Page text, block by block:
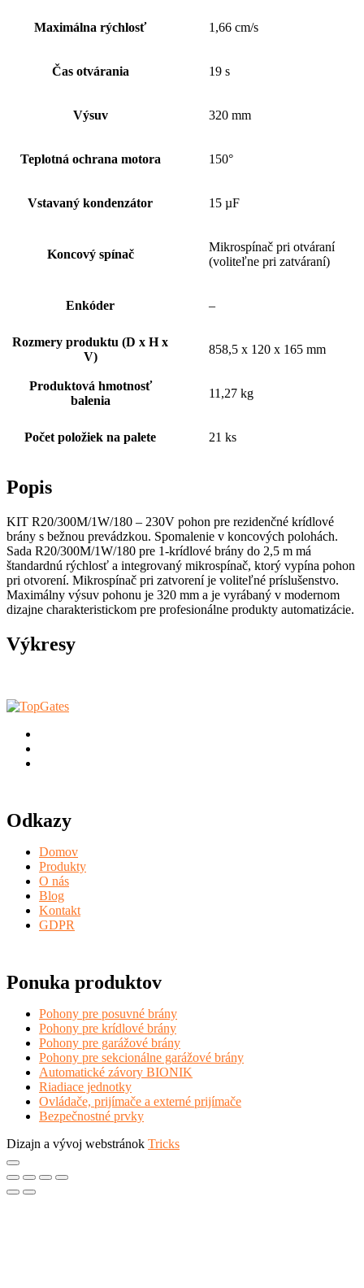
Maximálna rýchlosť 1,66 cm/s
Čas otvárania 19 s
Výsuv 320 mm
Teplotná ochrana motora 150°
Vstavaný kondenzátor 15 µF
Koncový spínač
Mikrospínač pri otváraní
(voliteľne pri zatváraní)
Enkóder –
Rozmery produktu (D x H x
V)
858,5 x 120 x 165 mm
Produktová hmotnosť
balenia
11,27 kg
Počet položiek na palete 21 ks
Popis
KIT R20/300M/1W/180 – 230V pohon pre rezidenčné krídlové
brány s bežnou prevádzkou. Spomalenie v koncových polohách.
Sada R20/300M/1W/180 pre 1-krídlové brány do 2,5 m má
štandardnú rýchlosť a integrovaný mikrospínač, ktorý vypína pohon
pri otvorení. Mikrospínač pri zatvorení je voliteľné príslušenstvo.
Maximálny výsuv pohonu je 320 mm a je vyrábaný v modernom
dizajne charakteristickom pre profesionálne produkty automatizácie.
Výkresy
Odkazy
Domov
Produkty
O nás
Blog
Kontakt
GDPR
Ponuka produktov
Pohony pre posuvné brány
Pohony pre krídlové brány
Pohony pre garážové brány
Pohony pre sekcionálne garážové brány
Automatické závory BIONIK
Riadiace jednotky
Ovládače, prijímače a externé prijímače
Bezpečnostné prvky
Dizajn a vývoj webstránok Tricks